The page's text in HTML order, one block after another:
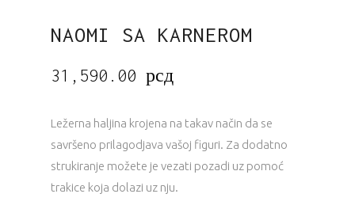
NAOMI SA KARNEROM
31,590.00 рсд
Ležerna haljina krojena na takav način da se
savršeno prilagodjava vašoj figuri. Za dodatno
strukiranje možete je vezati pozadi uz pomoć
trakice koja dolazi uz nju.